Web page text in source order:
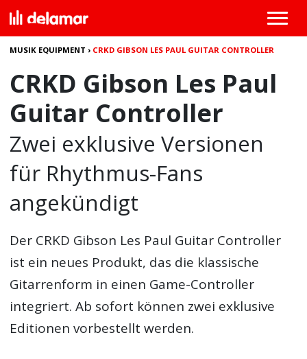
MUSIK EQUIPMENT › CRKD GIBSON LES PAUL GUITAR CONTROLLER
CRKD Gibson Les Paul
Guitar Controller
Zwei exklusive Versionen
für Rhythmus-Fans
angekündigt
Der CRKD Gibson Les Paul Guitar Controller
ist ein neues Produkt, das die klassische
Gitarrenform in einen Game-Controller
integriert. Ab sofort können zwei exklusive
Editionen vorbestellt werden.